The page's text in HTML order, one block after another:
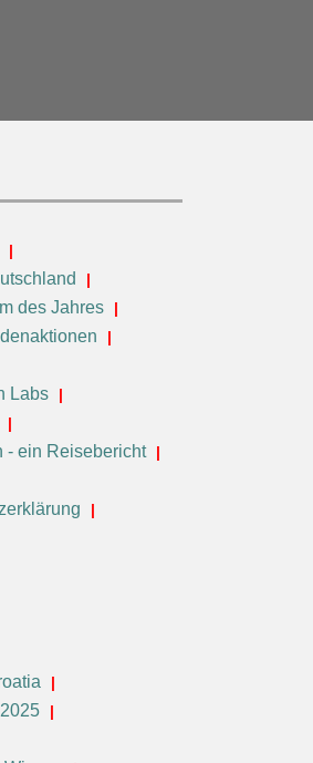
des Jahres
Labs
- ein Reisebericht